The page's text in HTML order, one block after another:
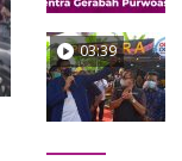
03:39